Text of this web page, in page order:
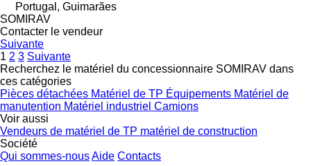
Portugal, Guimarães
SOMIRAV
Contacter le vendeur
Suivante
1 2 3 Suivante
Recherchez le matériel du concessionnaire SOMIRAV dans
ces catégories
Pièces détachées Matériel de TP Équipements Matériel de
manutention Matériel industriel Camions
Voir aussi
Vendeurs de matériel de TP matériel de construction
Société
Qui sommes-nousAide Contacts